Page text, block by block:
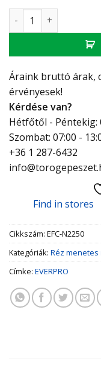
Réz közcsavar 2"
Áraink bruttó árak,
érvényesek!
Kérdése van?
Hétfőtől - Péntekig:
Szombat: 07:00 -
+36 1 287-6432
Find in stores
Cikkszám: EFC-N2250
Kategóriák: Réz
Címke: EVERPRO